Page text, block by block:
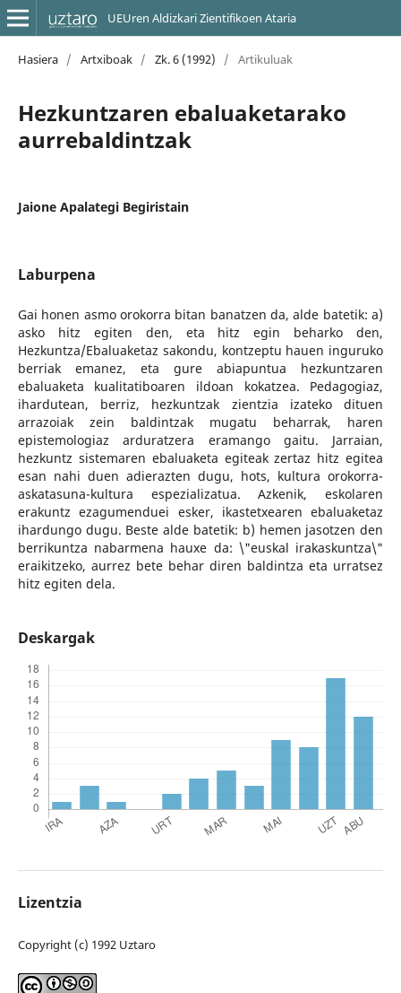
UEUren Aldizkari Zientifikoen Ataria
Hasiera / Artxiboak / Zk. 6 (1992) / Artikuluak
Hezkuntzaren ebaluaketarako
aurrebaldintzak
Jaione Apalategi Begiristain
Laburpena
Gai honen asmo orokorra bitan banatzen da, alde batetik: a)
asko hitz egiten den, eta hitz egin beharko den,
Hezkuntza/Ebaluaketaz sakondu, kontzeptu hauen inguruko
berriak emanez, eta gure abiapuntua hezkuntzaren
ebaluaketa kualitatiboaren ildoan kokatzea. Pedagogiaz,
ihardutean, berriz, hezkuntzak zientzia izateko dituen
arrazoiak zein baldintzak mugatu beharrak, haren
epistemologiaz arduratzera eramango gaitu. Jarraian,
hezkuntz sistemaren ebaluaketa egiteak zertaz hitz egitea
esan nahi duen adierazten dugu, hots, kultura orokorra-
askatasuna-kultura espezializatua. Azkenik, eskolaren
erakuntz ezagumenduei esker, ikastetxearen ebaluaketaz
ihardungo dugu. Beste alde batetik: b) hemen jasotzen den
berrikuntza nabarmena hauxe da: \"euskal irakaskuntza\"
eraikitzeko, aurrez bete behar diren baldintza eta urratsez
hitz egiten dela.
Deskargak
Lizentzia
Copyright (c) 1992 Uztaro